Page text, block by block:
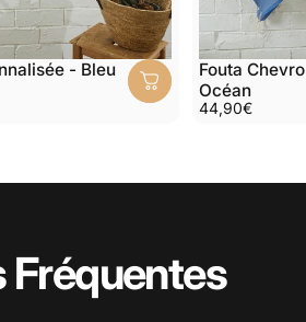
- Bleu
Fouta
Océan
44,90€
Fréquentes